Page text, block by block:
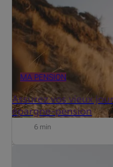
MA PENSION
Assurez vos vieux
épargne-pension
pension lé...
6 min